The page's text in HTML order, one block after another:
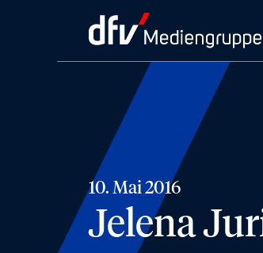
10. Mai 2016
Jelena